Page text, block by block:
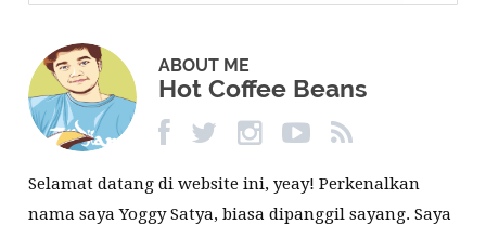
ABOUT ME
Hot Coffee Beans
Selamat datang di website ini, yeay! Perkenalkan
nama saya Yoggy Satya, biasa dipanggil sayang. Saya